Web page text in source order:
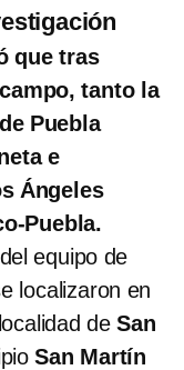
que tras
tanto la
Puebla
e
Ángeles
Puebla.
equipo de
localizaron en
deSan
San Martín